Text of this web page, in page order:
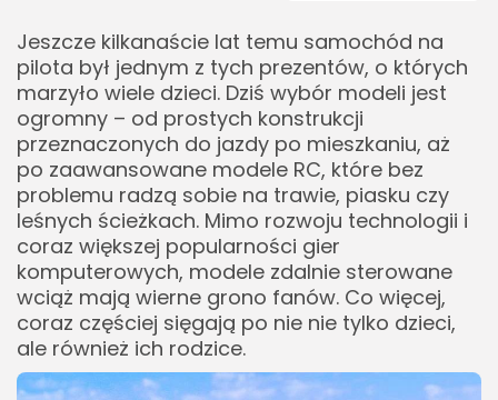
Edukacja i Nauka
27 Artykułów
Zoologia/Rolnictwo/Leśnictwo
24 Artykułów
Jeszcze kilkanaście lat temu samochód na
pilota był jednym z tych prezentów, o których
marzyło wiele dzieci. Dziś wybór modeli jest
ogromny – od prostych konstrukcji
przeznaczonych do jazdy po mieszkaniu, aż
po zaawansowane modele RC, które bez
problemu radzą sobie na trawie, piasku czy
leśnych ścieżkach. Mimo rozwoju technologii i
coraz większej popularności gier
komputerowych, modele zdalnie sterowane
wciąż mają wierne grono fanów. Co więcej,
coraz częściej sięgają po nie nie tylko dzieci,
ale również ich rodzice.